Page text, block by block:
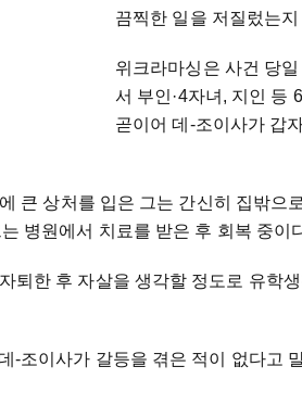
끔찍한 일을 저질렀는
위크라마싱은 사건 당
서 부인 ·4자녀, 지인 등
곧이어 데-조이사가 갑
큰 상처를 입은 그는 간신히 집밖으
병원에서 치료를 받은 후 회복 중이
퇴한 후 자살을 생각할 정도로 유학
-조이사가 갈등을 겪은 적이 없다고